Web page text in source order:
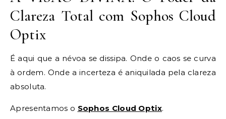
Clareza Total com Sophos Cloud
Optix
É aqui que a névoa se dissipa. Onde o caos se curva
à ordem. Onde a incerteza é aniquilada pela clareza
absoluta.
Apresentamos o Sophos Cloud Optix.